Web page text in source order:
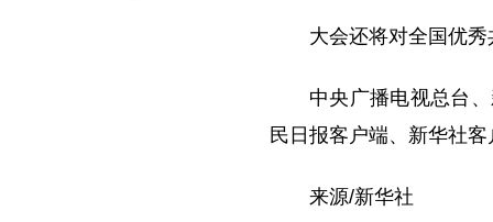
大会还将对全国优
中央广播电视总台
民日报客户端、新华社
来源/新华社